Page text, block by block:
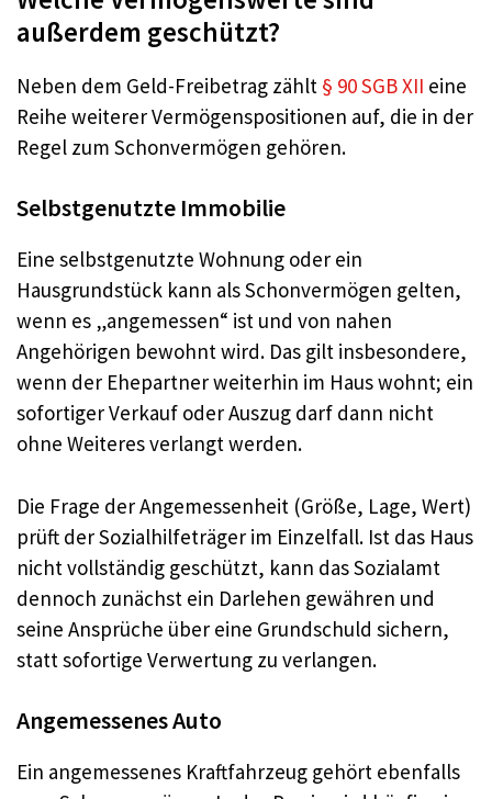
außerdem geschützt?
Neben dem Geld-Freibetrag zählt § 90 SGB XII eine
Reihe weiterer Vermögenspositionen auf, die in der
Regel zum Schonvermögen gehören.
Selbstgenutzte Immobilie
Eine selbstgenutzte Wohnung oder ein
Hausgrundstück kann als Schonvermögen gelten,
wenn es „angemessen“ ist und von nahen
Angehörigen bewohnt wird. Das gilt insbesondere,
wenn der Ehepartner weiterhin im Haus wohnt; ein
sofortiger Verkauf oder Auszug darf dann nicht
ohne Weiteres verlangt werden.
Die Frage der Angemessenheit (Größe, Lage, Wert)
prüft der Sozialhilfeträger im Einzelfall. Ist das Haus
nicht vollständig geschützt, kann das Sozialamt
dennoch zunächst ein Darlehen gewähren und
seine Ansprüche über eine Grundschuld sichern,
statt sofortige Verwertung zu verlangen.
Angemessenes Auto
Ein angemessenes Kraftfahrzeug gehört ebenfalls